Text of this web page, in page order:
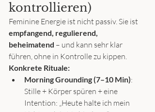
kontrollieren)
Feminine Energie ist nicht passiv. Sie ist
empfangend, regulierend,
beheimatend – und kann sehr klar
führen, ohne in Kontrolle zu kippen.
Konkrete Rituale:
Morning Grounding (7–10 Min):
Stille + Körper spüren + eine
Intention: „Heute halte ich mein